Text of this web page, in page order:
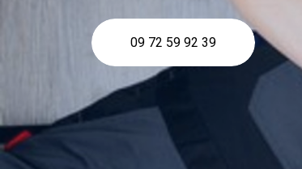
09 72 59 92 39